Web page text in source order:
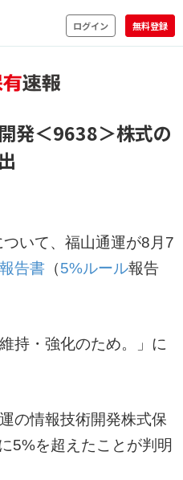
ログイン 無料登録
発＜9638＞株式の
ついて、福山通運が8月7
告書 （5%ルール報告
持・強化のため。」に
の情報技術開発株式保
5%を超えたことが判明